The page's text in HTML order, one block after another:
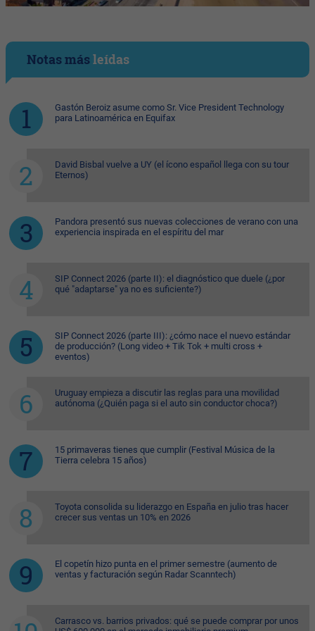
Notas másleídas
Gastón Beroiz asume como Sr. Vice President Technology
para Latinoamérica en Equifax
David Bisbal vuelve a UY (el ícono español llega con su tour
Eternos)
Pandora presentó sus nuevas colecciones de verano con una
experiencia inspirada en el espíritu del mar
SIP Connect 2026 (parte II): el diagnóstico que duele (¿por
qué "adaptarse" ya no es suficiente?)
SIP Connect 2026 (parte III): ¿cómo nace el nuevo estándar
de producción? (Long video + Tik Tok + multi cross +
eventos)
Uruguay empieza a discutir las reglas para una movilidad
autónoma (¿Quién paga si el auto sin conductor choca?)
15 primaveras tienes que cumplir (Festival Música de la
Tierra celebra 15 años)
Toyota consolida su liderazgo en España en julio tras hacer
crecer sus ventas un 10% en 2026
El copetín hizo punta en el primer semestre (aumento de
ventas y facturación según Radar Scanntech)
Carrasco vs. barrios privados: qué se puede comprar por unos